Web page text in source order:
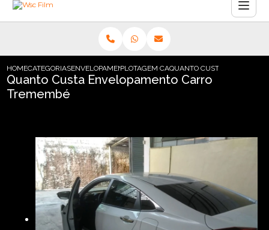
HOMECATEGORIASENVELOPAMENTO DE CARROS
PLOTAGEM CARRO SAO PAULO
QUANTO CUSTA
Quanto Custa Envelopamento Carro
Tremembé